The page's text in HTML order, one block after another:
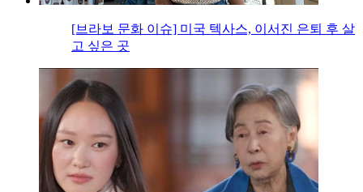
[브라보 문화 이슈] 미국 텍사스, 이서진 은퇴 후 살
고 싶은 곳